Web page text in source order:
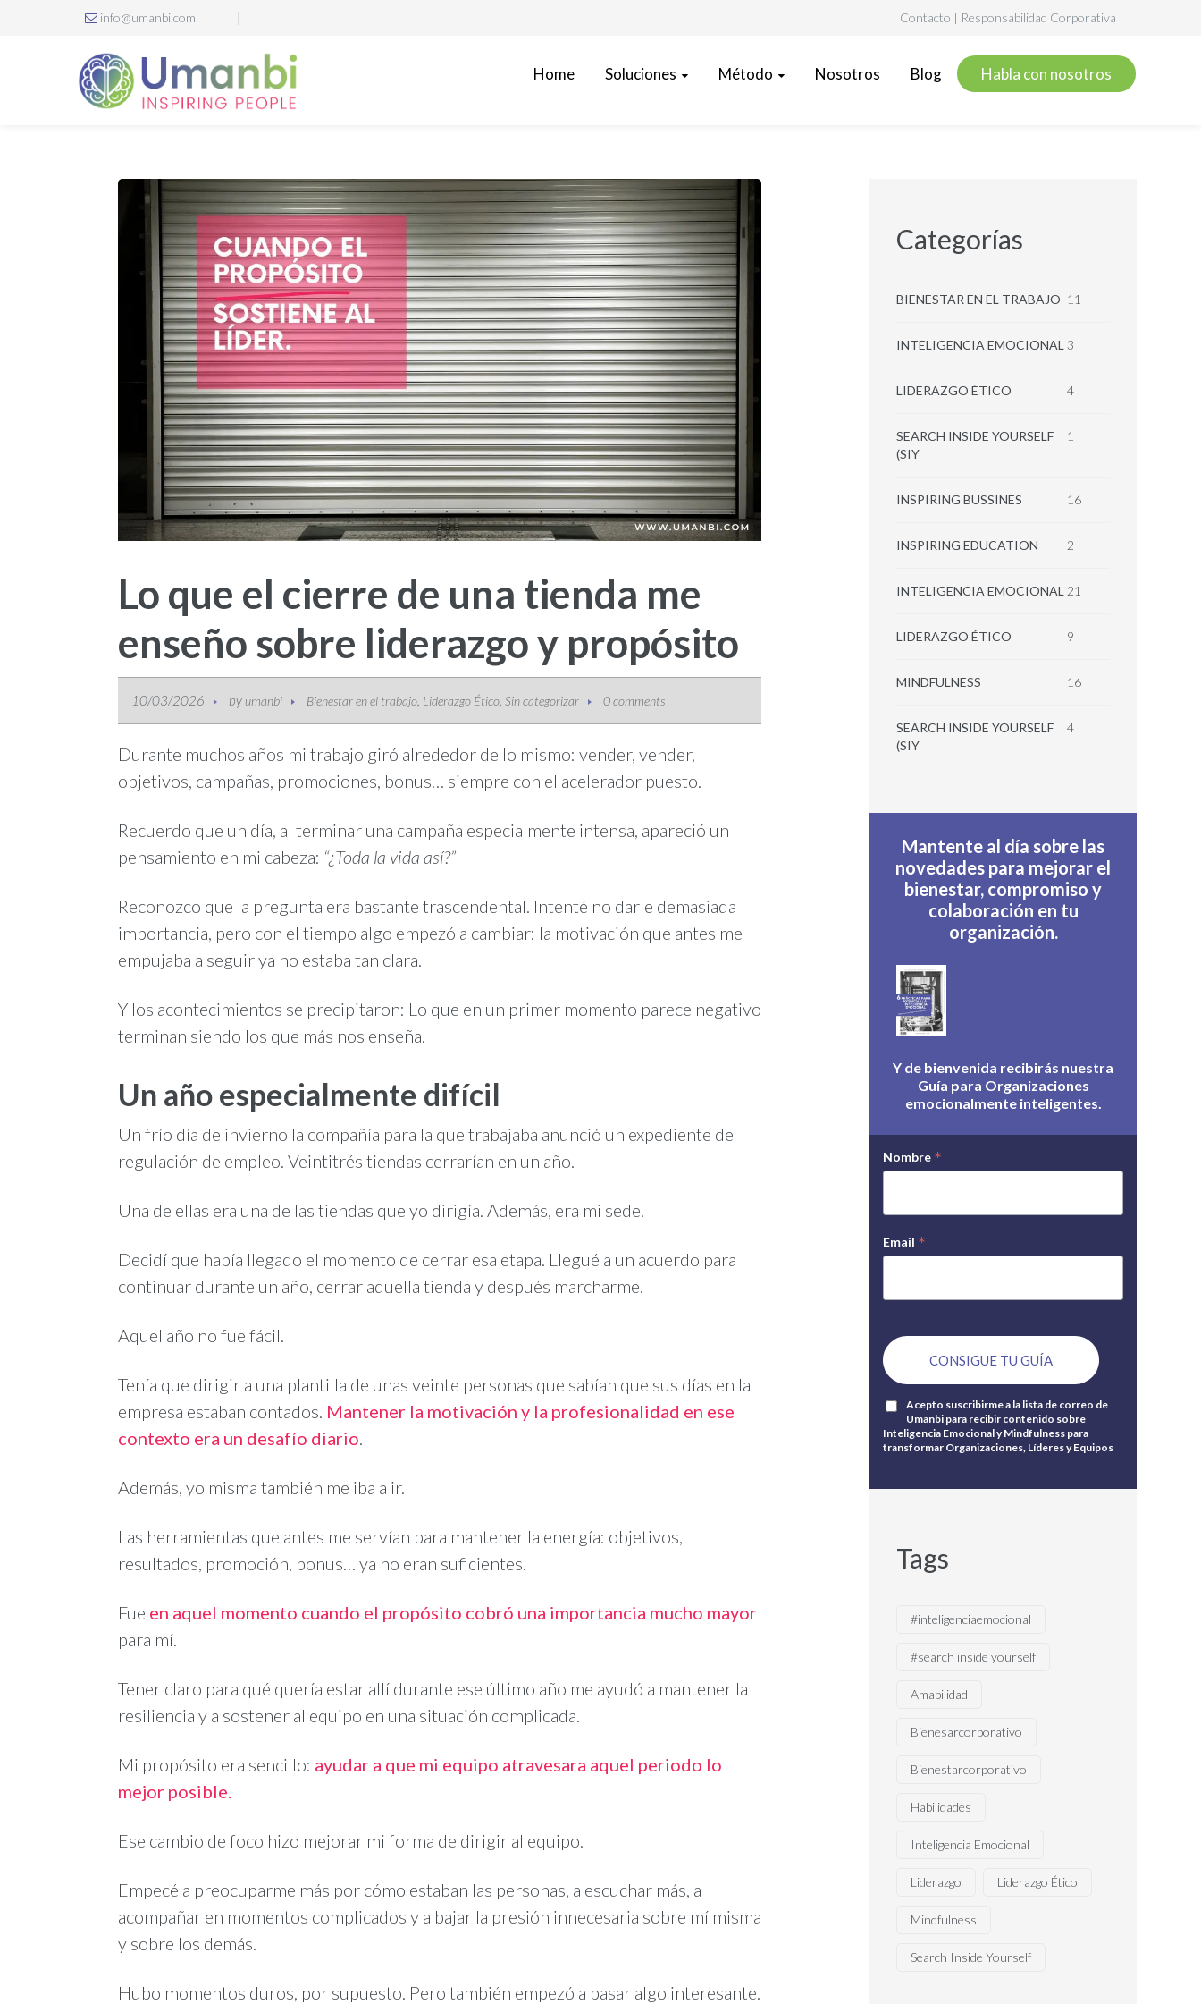
info@umanbi.com Contacto | Responsabilidad Corporativa
Home Soluciones Método Nosotros Blog Habla con nosotros
Lo que el cierre de una tienda me
enseño sobre liderazgo y propósito
10/03/2026 by umanbi Bienestar en el trabajo Liderazgo Ético Sin categorizar 0 comments
Durante muchos años mi trabajo giró alrededor de lo mismo: vender, vender,
objetivos, campañas, promociones, bonus… siempre con el acelerador puesto.
Recuerdo que un día, al terminar una campaña especialmente intensa, apareció un
pensamiento en mi cabeza: “¿Toda la vida así?”
Reconozco que la pregunta era bastante trascendental. Intenté no darle demasiada
importancia, pero con el tiempo algo empezó a cambiar: la motivación que antes me
empujaba a seguir ya no estaba tan clara.
Y los acontecimientos se precipitaron: Lo que en un primer momento parece negativo
terminan siendo los que más nos enseña.
Un año especialmente difícil
Un frío día de invierno la compañía para la que trabajaba anunció un expediente de
regulación de empleo. Veintitrés tiendas cerrarían en un año.
Una de ellas era una de las tiendas que yo dirigía. Además, era mi sede.
Decidí que había llegado el momento de cerrar esa etapa. Llegué a un acuerdo para
continuar durante un año, cerrar aquella tienda y después marcharme.
Aquel año no fue fácil.
Tenía que dirigir a una plantilla de unas veinte personas que sabían que sus días en la
empresa estaban contados. Mantener la motivación y la profesionalidad en ese
contexto era un desafío diario.
Además, yo misma también me iba a ir.
Las herramientas que antes me servían para mantener la energía: objetivos,
resultados, promoción, bonus… ya no eran suficientes.
Fue en aquel momento cuando el propósito cobró una importancia mucho mayor
para mí.
Tener claro para qué quería estar allí durante ese último año me ayudó a mantener la
resiliencia y a sostener al equipo en una situación complicada.
Mi propósito era sencillo: ayudar a que mi equipo atravesara aquel periodo lo
mejor posible.
Ese cambio de foco hizo mejorar mi forma de dirigir al equipo.
Empecé a preocuparme más por cómo estaban las personas, a escuchar más, a
acompañar en momentos complicados y a bajar la presión innecesaria sobre mí misma
y sobre los demás.
Hubo momentos duros, por supuesto. Pero también empezó a pasar algo interesante.
Categorías
BIENESTAR EN EL TRABAJO 11
INTELIGENCIA EMOCIONAL 3
LIDERAZGO ÉTICO 4
SEARCH INSIDE YOURSELF
(SIY
1
INSPIRING BUSSINES 16
INSPIRING EDUCATION 2
INTELIGENCIA EMOCIONAL 21
LIDERAZGO ÉTICO 9
MINDFULNESS 16
SEARCH INSIDE YOURSELF
(SIY
4
Mantente al día sobre las
novedades para mejorar el
bienestar, compromiso y
colaboración en tu
organización.
Y de bienvenida recibirás nuestra
Guía para Organizaciones
emocionalmente inteligentes.
Nombre *
Email *
Acepto suscribirme a la lista de correo de
Umanbi para recibir contenido sobre
Inteligencia Emocional y Mindfulness para
transformar Organizaciones, Líderes y Equipos
Tags
#inteligenciaemocional
#search inside yourself
Amabilidad
Bienesarcorporativo
Bienestarcorporativo
Habilidades
Inteligencia Emocional
Liderazgo Liderazgo Ético
Mindfulness
Search Inside Yourself